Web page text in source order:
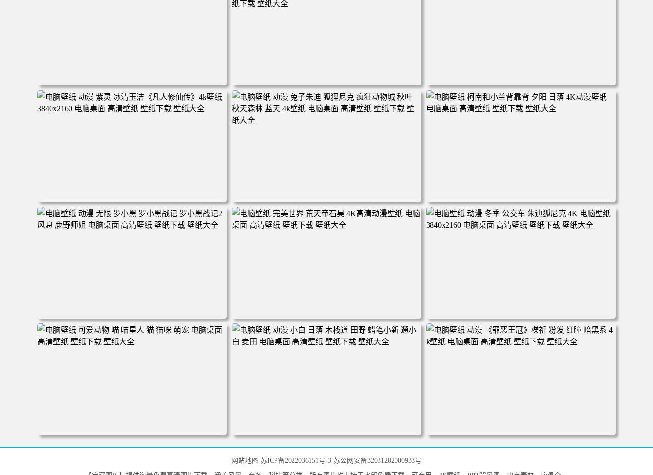
电脑壁纸 二次元角色 动漫角色 女帝 波雅·汉库克 波雅汉库
克 海贼王 电脑桌面 高清壁纸 壁纸下载 壁纸大全
电脑壁纸 动漫角色 卡通场景 夏日休闲 夏日壁纸 治愈系 童
年回忆 荷塘荷叶 蜡笔小新 电脑桌面 高清壁纸 壁纸下载 壁
纸大全
电脑壁纸 动漫 凡人修仙传 韩立 结婴 4k壁纸 3840x2160 电
脑桌面 高清壁纸 壁纸下载 壁纸大全
电脑壁纸 动漫 紫灵 冰清玉洁《凡人修仙传》4k壁纸 3840x2
160 电脑桌面 高清壁纸 壁纸下载 壁纸大全
电脑壁纸 动漫 兔子朱迪 狐狸尼克 疯狂动物城 秋叶 秋天森
林 蓝天 4k壁纸 电脑桌面 高清壁纸 壁纸下载 壁纸大全
电脑壁纸 柯南和小兰背靠背 夕阳 日落 4K动漫壁纸 电脑桌
面 高清壁纸 壁纸下载 壁纸大全
电脑壁纸 动漫 无限 罗小黑 罗小黑战记 罗小黑战记2 风息
鹿野师姐 电脑桌面 高清壁纸 壁纸下载 壁纸大全
电脑壁纸 完美世界 荒天帝石昊 4K高清动漫壁纸 电脑桌面
高清壁纸 壁纸下载 壁纸大全
电脑壁纸 动漫 冬季 公交车 朱迪狐尼克 4K 电脑壁纸 3840x2
160 电脑桌面 高清壁纸 壁纸下载 壁纸大全
电脑桌面 高清壁纸 壁纸下载 壁纸大全
网站地图 苏ICP备2022036151号-3 苏公网安备32031202000933号